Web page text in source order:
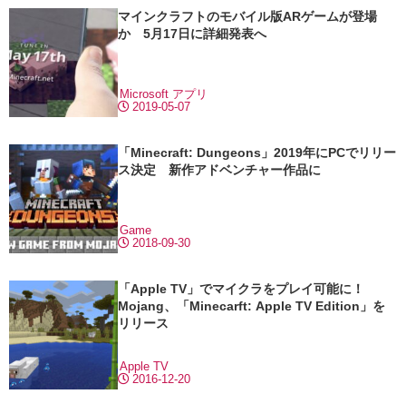
マインクラフトのモバイル版ARゲームが登場
か 5月17日に詳細発表へ
2019-05-07
Microsoft アプリ
「Minecraft: Dungeons」2019年にPCでリリー
ス決定 新作アドベンチャー作品に
2018-09-30
Game
「Apple TV」でマイクラをプレイ可能に！
Mojang、「Minecarft: Apple TV Edition」を
リリース
2016-12-20
Apple TV